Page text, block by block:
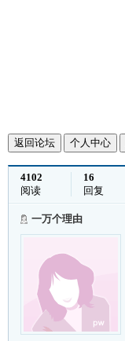
返回论坛 个人中心
4102
阅读
16
回复
一万个理由